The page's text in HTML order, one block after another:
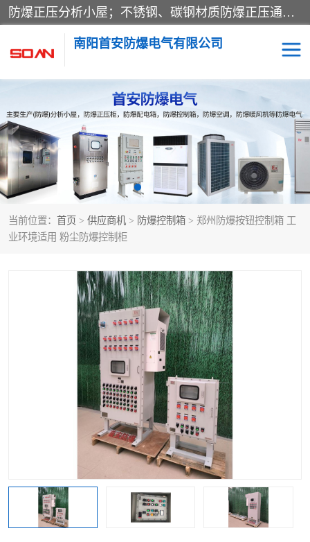
防爆正压分析小屋；不锈钢、碳钢材质防爆正压通风柜，分上下、左右、外挂三种款式；立式、挂式防爆配电柜体；不锈钢、碳钢防爆变频、磁力、星三角启动器；不锈钢、碳钢、铸铝防爆控制箱柜；可操作按键、多块式防爆仪表箱；多材质防爆接线箱；台式防爆电脑、防爆监视器。产品适配石油、化工、煤炭、电力、纺织、酿酒、航天、铁路、冶金、船舶、消防、市政等多行业工况使用。
南阳首安防爆电气有限公司
当前位置： 首页 > 供应商机 > 防爆控制箱 > 郑州防爆按钮控制箱 工
业环境适用 粉尘防爆控制柜
防爆小屋 防爆正压柜
防爆空调 防爆配电箱
防爆控制箱 防爆接线箱
防爆操作柱 防爆监视显示器